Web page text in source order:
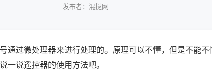
发布者：混挞网
通过微处理器来进行处理的。原理可以不懂，但是不能不
一说遥控器的使用方法吧。